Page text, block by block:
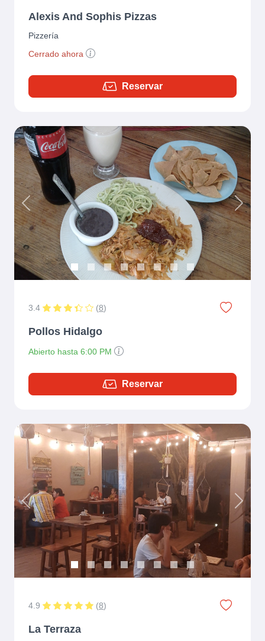
Alexis And Sophis Pizzas
Pizzería
Cerrado ahora
Reservar
Previous Next
3.4 (8)
Pollos Hidalgo
Abierto hasta 6:00 PM
Reservar
Previous Next
4.9 (8)
La Terraza